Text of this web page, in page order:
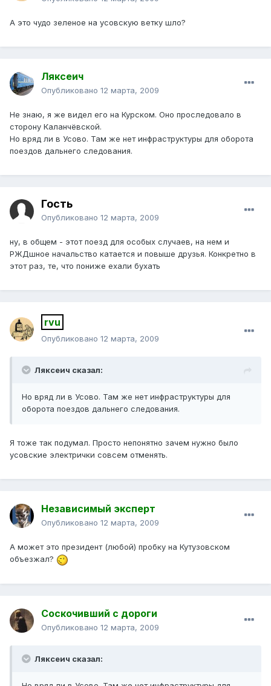
А это чудо зеленое на усовскую ветку шло?
Ляксеич
Опубликовано 12 марта, 2009
Не знаю, я же видел его на Курском. Оно проследовало в
сторону Каланчёвской.
Но вряд ли в Усово. Там же нет инфраструктуры для оборота
поездов дальнего следования.
Гость
Опубликовано 12 марта, 2009
ну, в общем - этот поезд для особых случаев, на нем и
РЖДшное начальство катается и повыше друзья. Конкретно в
этот раз, те, что пониже ехали бухать
rvu
Опубликовано 12 марта, 2009
Ляксеич сказал:
Но вряд ли в Усово. Там же нет инфраструктуры для
оборота поездов дальнего следования.
Я тоже так подумал. Просто непонятно зачем нужно было
усовские электрички совсем отменять.
Независимый эксперт
Опубликовано 12 марта, 2009
А может это президент (любой) пробку на Кутузовском
объезжал?
Соскочивший с дороги
Опубликовано 12 марта, 2009
Ляксеич сказал: